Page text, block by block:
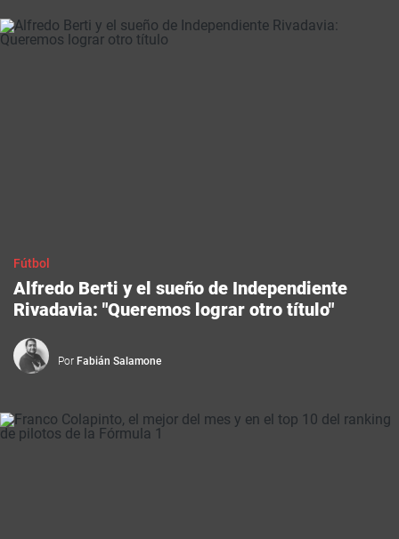
Fútbol
Alfredo Berti y el sueño de Independiente
Rivadavia: "Queremos lograr otro título"
Por Fabián Salamone